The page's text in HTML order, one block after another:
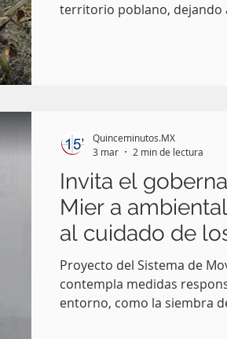
territorio poblano, dejando
Invita el
Mier a
al cuidado de
poblanos
Proyecto del Sistema de
contempla medidas
entorno, como la siembra
Quinceminutos.MX
3 mar
2 min de lectura